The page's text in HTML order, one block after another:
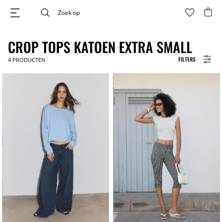
FILTERS
CROP TOPS KATOEN EXTRA SMALL
4 PRODUCTEN